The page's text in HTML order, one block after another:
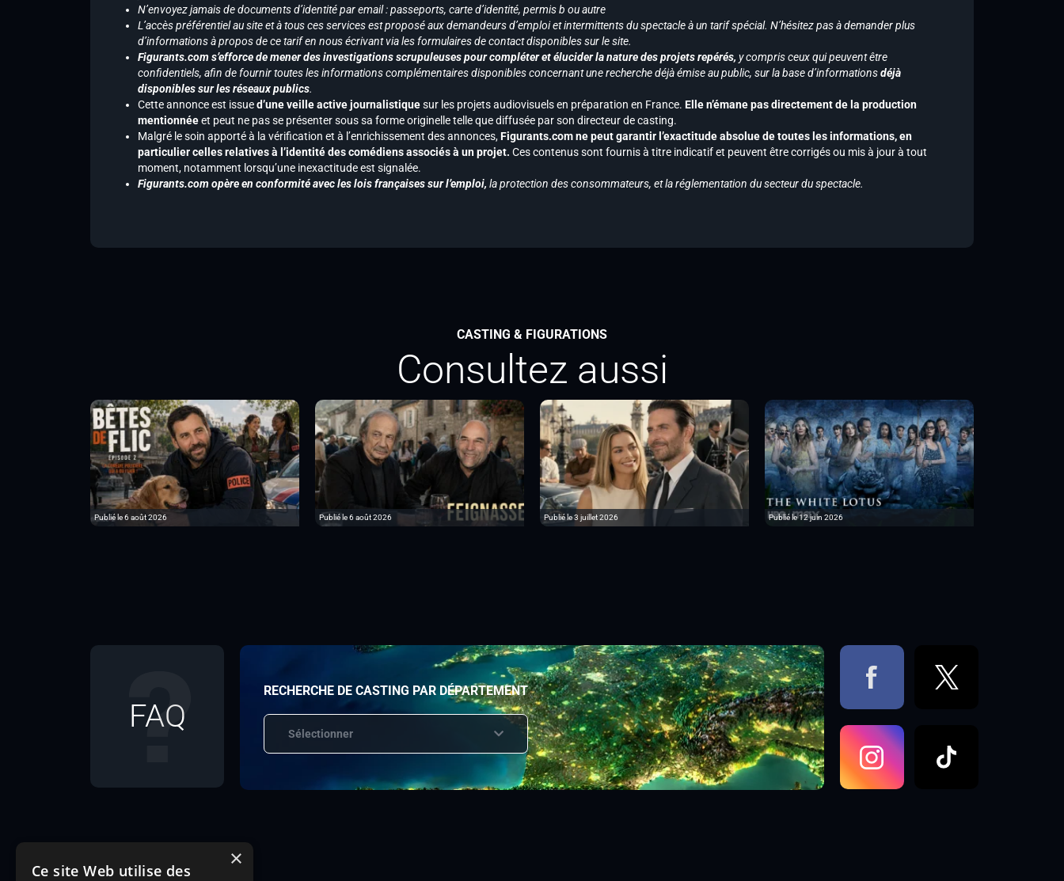
N’envoyez jamais de documents d’identité par email : passeports, carte d’identité, permis b ou autre
L’accès préférentiel au site et à tous ces services est proposé aux demandeurs d’emploi et intermittents du spectacle à un tarif spécial. N’hésitez pas à demander plus
d’informations à propos de ce tarif en nous écrivant via les formulaires de contact disponibles sur le site.
Figurants.com s’efforce de mener des investigations scrupuleuses pour compléter et élucider la nature des projets repérés, y compris ceux qui peuvent être
confidentiels, afin de fournir toutes les informations complémentaires disponibles concernant une recherche déjà émise au public, sur la base d’informationsdéjà
disponibles sur les réseaux publics.
Cette annonce est issued’une veille active journalistiquesur les projets audiovisuels en préparation en France. Elle n’émane pas directement de la production
mentionnéeet peut ne pas se présenter sous sa forme originelle telle que diffusée par son directeur de casting.
Malgré le soin apporté à la vérification et à l’enrichissement des annonces,Figurants.com ne peut garantir l’exactitude absolue de toutes les informations, en
particulier celles relatives à l’identité des comédiens associés à un projet. Ces contenus sont fournis à titre indicatif et peuvent être corrigés ou mis à jour à tout
moment, notamment lorsqu’une inexactitude est signalée.
Figurants.com opère en conformité avec les lois françaises sur l’emploi, la protection des consommateurs, et la réglementation du secteur du spectacle.
CASTING & FIGURATIONS
Consultez aussi
Publié le 6 août 2026 Publié le 6 août 2026 Publié le 3 juillet 2026 Publié le 12 juin 2026
FAQ
RECHERCHE DE CASTING PAR DÉPARTEMENT
Sélectionner
×
Ce site Web utilise des